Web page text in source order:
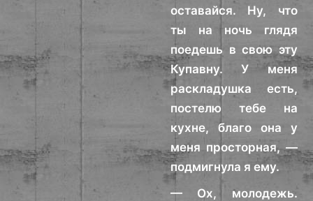
оставайся. Ну, что
ты на ночь глядя
поедешь в свою эту
Купавну. У меня
раскладушка есть,
постелю тебе на
кухне, благо она у
меня просторная, —
подмигнула я ему.
— Ох, молодежь.